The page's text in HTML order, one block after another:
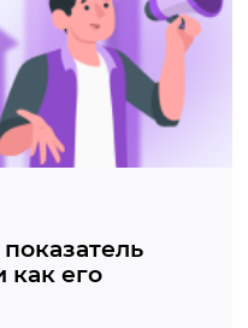
как его